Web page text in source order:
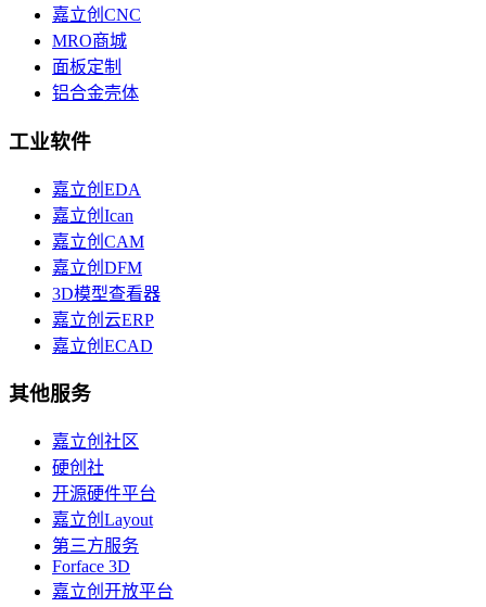
嘉立创CNC
MRO商城
面板定制
铝合金壳体
工业软件
嘉立创EDA
嘉立创Ican
嘉立创CAM
嘉立创DFM
3D模型查看器
嘉立创云ERP
嘉立创ECAD
其他服务
嘉立创社区
硬创社
开源硬件平台
嘉立创Layout
第三方服务
Forface 3D
嘉立创开放平台